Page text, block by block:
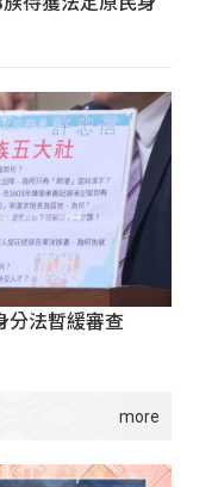
分法暫緩審查